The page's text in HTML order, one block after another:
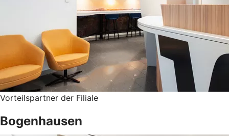
Vorteilspartner der Filiale
Bogenhausen